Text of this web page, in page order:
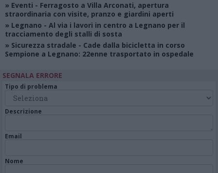
» Eventi - Ferragosto a Villa Arconati, apertura
straordinaria con visite, pranzo e giardini aperti
» Legnano - Al via i lavori in centro a Legnano per il
tracciamento degli stalli di sosta
» Sicurezza stradale - Cade dalla bicicletta in corso
Sempione a Legnano: 22enne trasportato in ospedale
SEGNALA ERRORE
Tipo di problema
Descrizione
Email
Nome